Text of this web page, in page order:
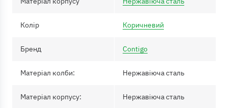
Колір Коричневий
Бренд Contigo
Матеріал колби: Нержавіюча сталь
Матеріал корпусу: Нержавіюча сталь